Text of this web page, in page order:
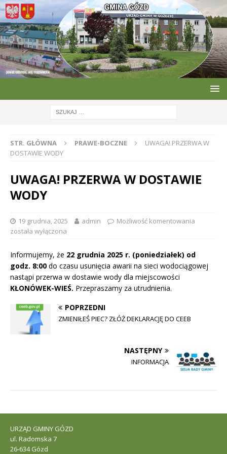
STR. GŁÓWNA PRAWE-BOCZNE
UWAGA! PRZERWA W
DOSTAWIE WODY
UWAGA! PRZERWA W DOSTAWIE
WODY
19 grudnia, 2025 admin
Możliwość komentowania
została wyłączona
Informujemy, że 22 grudnia 2025 r. (poniedziałek) od
godz. 8:00 do czasu usunięcia awarii na sieci wodociągowej
nastąpi przerwa w dostawie wody dla miejscowości
KŁONÓWEK-WIEŚ. Przepraszamy za utrudnienia.
POPRZEDNI
ZMIENIŁEŚ PIEC? ZŁÓŻ DEKLARACJĘ DO CEEB
NASTĘPNY
INFORMACJA
URZĄD GMINY GÓZD
ul. Radomska 7
26-634 Gózd